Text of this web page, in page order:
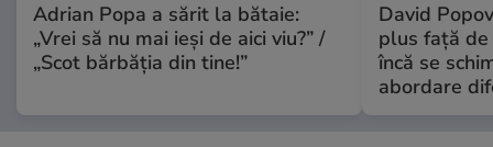
Adrian Popa a sărit la bătaie:
„Vrei să nu mai ieși de aici viu?” /
„Scot bărbăția din tine!”
David
plus față de
încă se
abordare